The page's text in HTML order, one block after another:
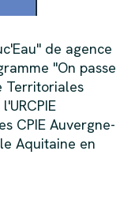
de agence
"On passe
Territoriales
CPIE Auvergne-
Aquitaine en